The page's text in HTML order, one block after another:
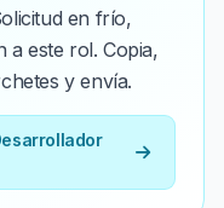
en frío,
a este rol. Copia,
y envía.